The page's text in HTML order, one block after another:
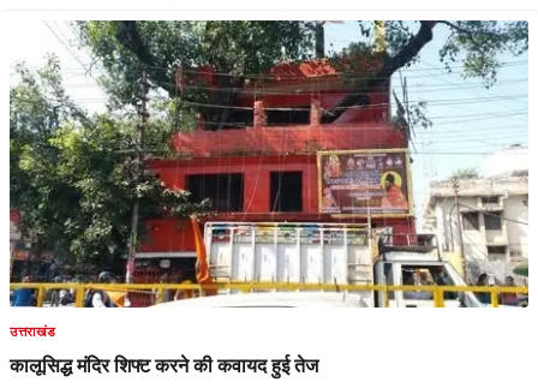
उत्तराखंड
कालूसिद्ध मंदिर शिफ्ट करने की कवायद हुई तेज